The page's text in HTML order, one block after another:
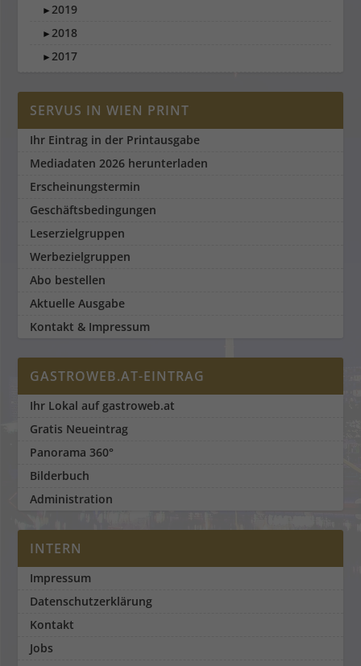
►2019
►2018
►2017
SERVUS IN WIEN PRINT
Ihr Eintrag in der Printausgabe
Mediadaten 2026 herunterladen
Erscheinungstermin
Geschäftsbedingungen
Leserzielgruppen
Werbezielgruppen
Abo bestellen
Aktuelle Ausgabe
Kontakt & Impressum
GASTROWEB.AT-EINTRAG
Ihr Lokal auf gastroweb.at
Gratis Neueintrag
Panorama 360°
Bilderbuch
Administration
INTERN
Impressum
Datenschutzerklärung
Kontakt
Jobs